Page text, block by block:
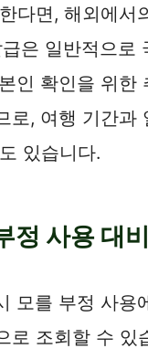
다면, 해외에
은 일반적으
인 확인을 위
로, 여행 기간
있습니다.
정 사용 대비
모를 부정 사
로 조회할 수